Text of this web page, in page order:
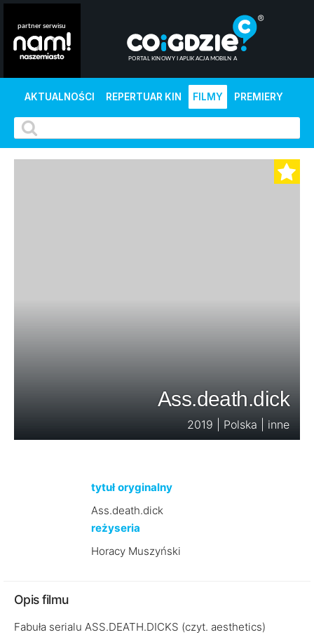
AKTUALNOŚCI REPERTUAR KIN FILMY PREMIERY
Ass.death.dick
2019 | Polska | inne
tytuł oryginalny
Ass.death.dick
reżyseria
Horacy Muszyński
Opis filmu
Fabuła serialu ASS.DEATH.DICKS (czyt. aesthetics)